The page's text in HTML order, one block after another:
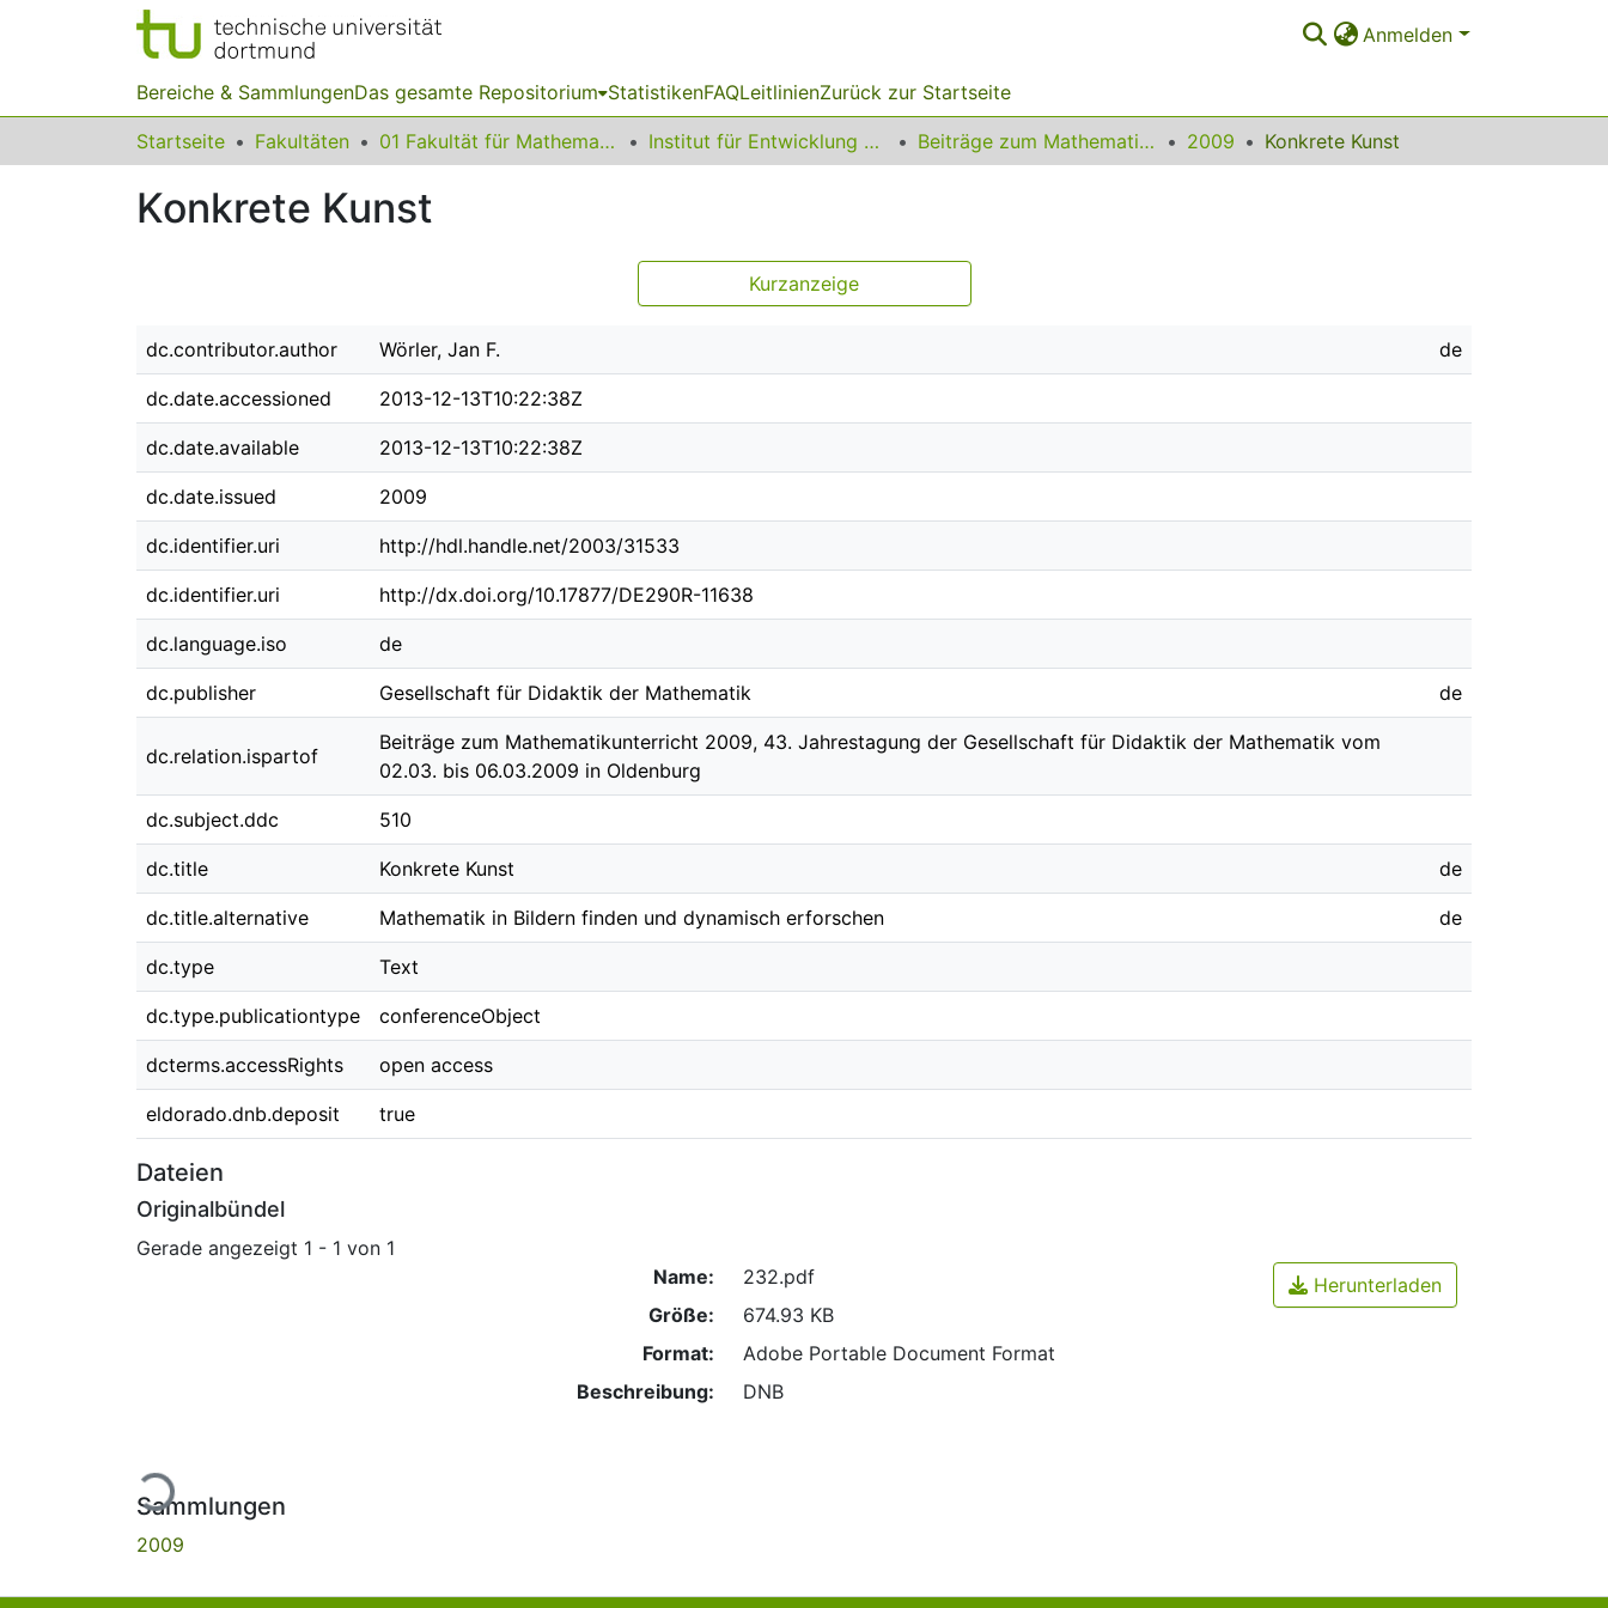
Anmelden
Bereiche & SammlungenDas gesamte Repositorium StatistikenFAQLeitlinienZurück zur Startseite
Startseite Fakultäten 01 Fakultät für Mathematik Institut für Entwicklung und Erforschung des Mathematikunterrichts Beiträge zum Mathematikunterricht 2009 Konkrete Kunst
Konkrete Kunst
Kurzanzeige
dc.contributor.author Wörler, Jan F. de
dc.date.accessioned 2013-12-13T10:22:38Z
dc.date.available 2013-12-13T10:22:38Z
dc.date.issued 2009
dc.identifier.uri http://hdl.handle.net/2003/31533
dc.identifier.uri http://dx.doi.org/10.17877/DE290R-11638
dc.language.iso de
dc.publisher Gesellschaft für Didaktik der Mathematik de
dc.relation.ispartof
Beiträge zum Mathematikunterricht 2009, 43. Jahrestagung der Gesellschaft für Didaktik der Mathematik vom
02.03. bis 06.03.2009 in Oldenburg
dc.subject.ddc 510
dc.title Konkrete Kunst de
dc.title.alternative Mathematik in Bildern finden und dynamisch erforschen de
dc.type Text
dc.type.publicationtype conferenceObject
dcterms.accessRights open access
eldorado.dnb.deposit true
Dateien
Originalbündel
Gerade angezeigt 1 - 1 von 1
Lade...
Name:
232.pdf
Größe:
674.93 KB
Format:
Adobe Portable Document Format
Beschreibung:
DNB
Herunterladen
Sammlungen
2009